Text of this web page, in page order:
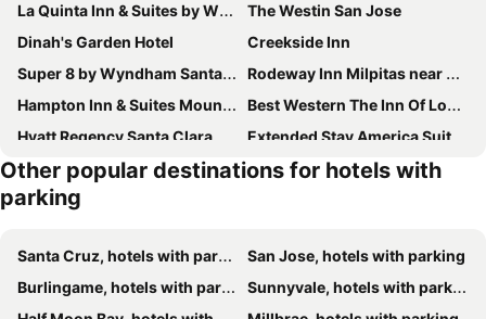
La Quinta Inn & Suites by Wyndham Fremont / Silicon Valley
The Westin San Jose
Dinah's Garden Hotel
Creekside Inn
Super 8 by Wyndham Santa Clara
Rodeway Inn Milpitas near Great Mall
Hampton Inn & Suites Mountain View
Best Western The Inn Of Los Gatos
Hyatt Regency Santa Clara
Extended Stay America Suites - San Jose - Downtown
Cherry Orchard Inn
Courtyard by Marriott San Jose Campbell
Hyatt House San Jose / Cupertino
The Grand Hotel
Comfort Inn Sunnyvale - Silicon Valley
Days Inn by Wyndham San Jose
Holiday Inn Express Mountain View - S Palo Alto By Ihg
Other popular destinations for hotels with
parking
Santa Cruz, hotels with parking
San Jose, hotels with parking
Burlingame, hotels with parking
Sunnyvale, hotels with parking